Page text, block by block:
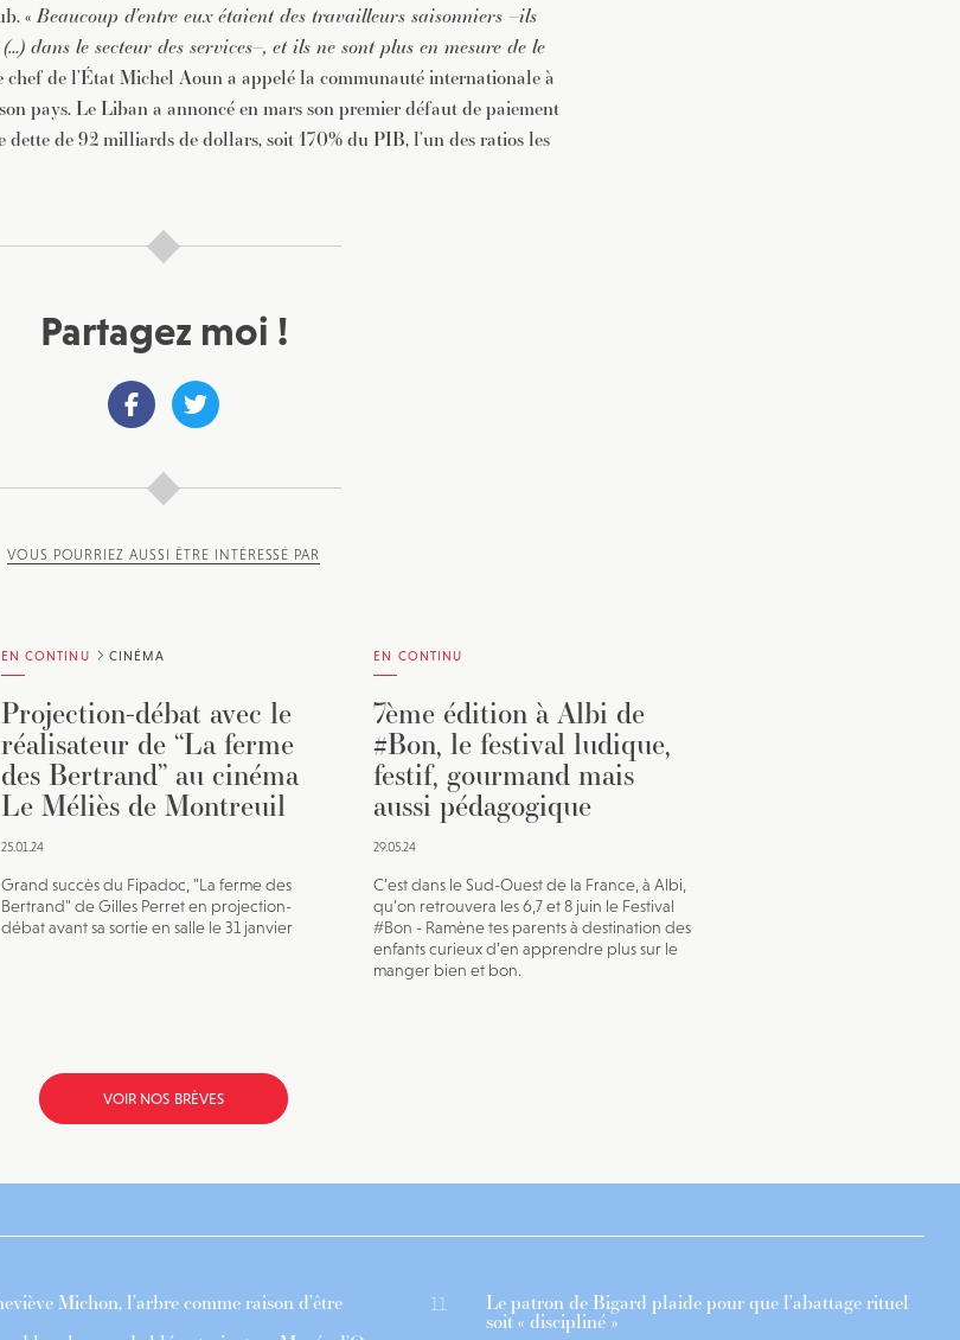
«Beaucoup d’entre eux étaient des travailleurs saisonniers –ils
dans le secteur des services–, et ils ne sont plus en mesure de le
de l’État Michel Aoun a appelé la communauté internationale à
pays. Le Liban a annoncé en mars son premier défaut de paiement
dette de 92 milliards de dollars, soit 170% du PIB, l’un des ratios les
Partagez moi !
VOUS POURRIEZ AUSSI ÊTRE INTÉRESSÉ PAR
EN CONTINU CINÉMA
Projection-débat avec le
réalisateur de “La ferme
des Bertrand” au cinéma
Le Méliès de Montreuil
25.01.24
Grand succès du Fipadoc, "La ferme des
Bertrand" de Gilles Perret en projection-
débat avant sa sortie en salle le 31 janvier
EN CONTINU
7ème édition à Albi de
#Bon, le festival ludique,
festif, gourmand mais
aussi pédagogique
29.05.24
C’est dans le Sud-Ouest de la France, à Albi,
qu’on retrouvera les 6,7 et 8 juin le Festival
#Bon - Ramène tes parents à destination des
enfants curieux d’en apprendre plus sur le
manger bien et bon.
VOIR NOS BRÈVES
Michon, l’arbre comme raison d’être 11 Le patron de Bigard plaide pour que l’abattage rituel
soit « discipliné »